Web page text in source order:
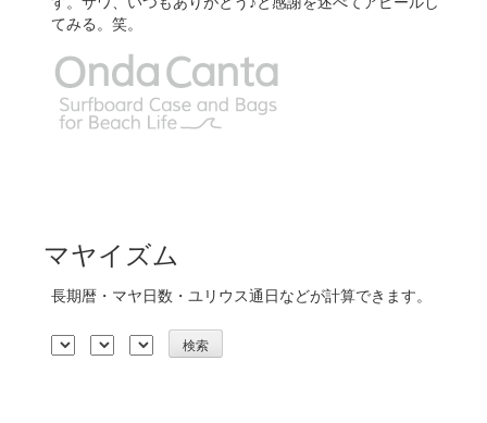
てみる。笑。
マヤイズム
長期暦・マヤ日数・ユリウス通日などが計算できます。